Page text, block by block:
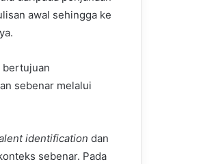
awal sehingga ke
bertujuan
sebenar melalui
identification dan
sebenar. Pada